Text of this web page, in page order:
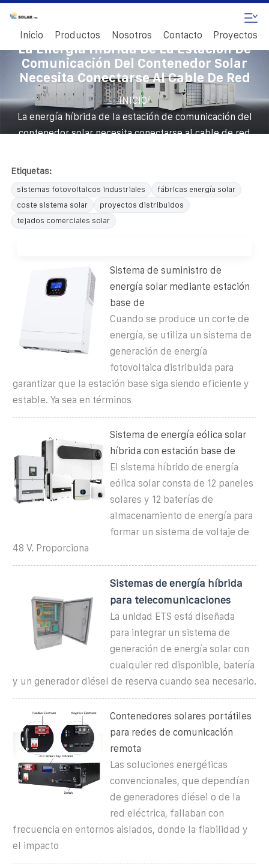
Inicio Productos Nosotros Contacto Proyectos
La Energía Híbrida De La Estación De
Comunicación Del Contenedor Solar
Necesita Conectarse Al Cable De Red
INICIO/
La energía híbrida de la estación de comunicación del
contenedor solar necesita conectarse al cable de red
Etiquetas:
sistemas fotovoltaicos industriales
fábricas energía solar
coste sistema solar
proyectos distribuidos
tejados comerciales solar
Sistema de suministro de
energía solar mediante estación
base de
Cuando se produce un corte de
energía, se utiliza un sistema de
generación de energía
fotovoltaica distribuida para
garantizar que la estación base siga siendo eficiente y
estable. Ya sea en términos
Sistema de energía eólica solar
híbrida con estación base de
El sistema híbrido de energía
eólica solar consta de 12 paneles
solares y 12 baterías de
almacenamiento de energía para
formar un sistema de voltaje de
48 V. Proporciona
Sistemas de energía híbrida
para telecomunicaciones
La unidad ETS está diseñada
para integrar un sistema de
generación de energía solar con
cualquier red disponible, batería
y un generador diésel de reserva cuando sea necesario.
Contenedores solares portátiles
para redes de comunicación
remota
Las soluciones energéticas
convencionales, que dependían
de generadores diésel o de la
red eléctrica, fallaban con
frecuencia en entornos aislados, donde la fiabilidad y
el impacto